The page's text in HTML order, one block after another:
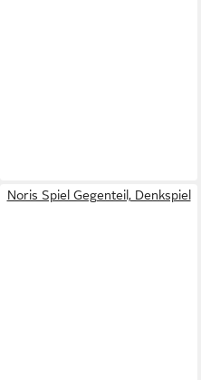
Noris Spiel Gegenteil, Denkspiel